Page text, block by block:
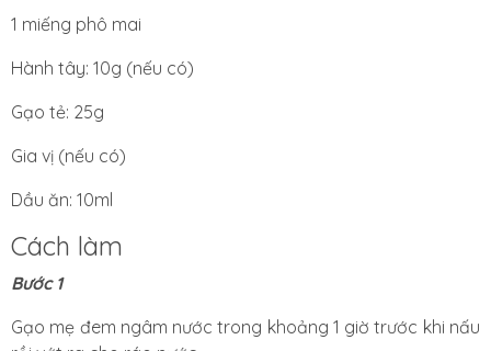
1 miếng phô mai
Hành tây: 10g (nếu có)
Gạo tẻ: 25g
Gia vị (nếu có)
Dầu ăn: 10ml
Cách làm
Bước 1
Gạo mẹ đem ngâm nước trong khoảng 1 giờ trước khi nấu